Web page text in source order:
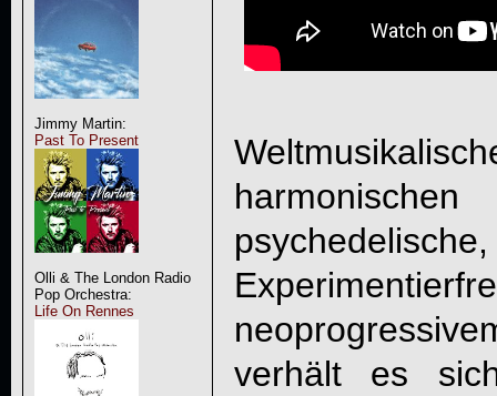
Jimmy Martin:
Past To Present
Olli & The London Radio
Pop Orchestra:
Life On Rennes
verhält es